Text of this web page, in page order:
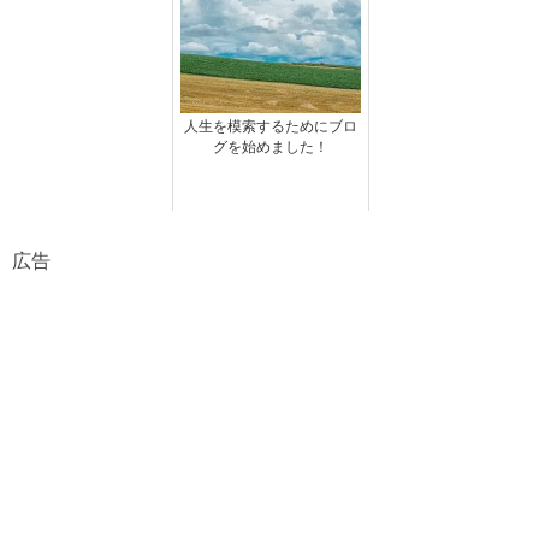
人生を模索するためにブロ
グを始めました！
広告